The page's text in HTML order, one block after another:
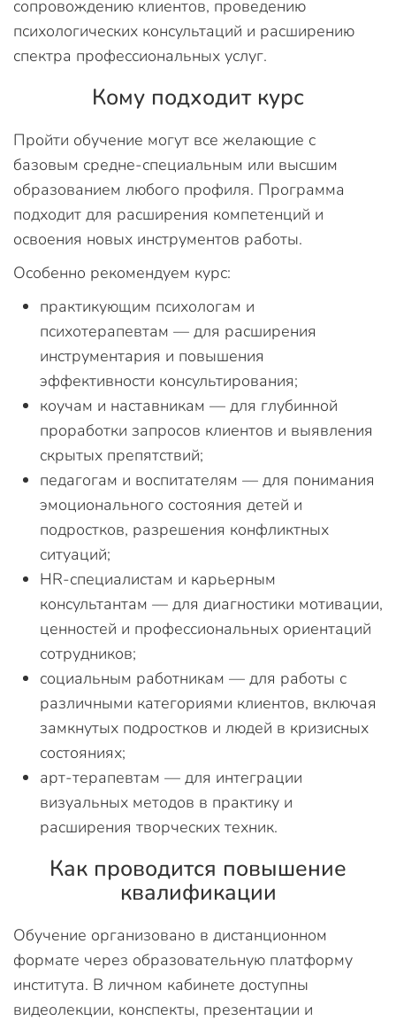
сопровождению клиентов, проведению
психологических консультаций и расширению
спектра профессиональных услуг.
Кому подходит курс
Пройти обучение могут все желающие с
базовым средне-специальным или высшим
образованием любого профиля. Программа
подходит для расширения компетенций и
освоения новых инструментов работы.
Особенно рекомендуем курс:
практикующим психологам и
психотерапевтам — для расширения
инструментария и повышения
эффективности консультирования;
коучам и наставникам — для глубинной
проработки запросов клиентов и выявления
скрытых препятствий;
педагогам и воспитателям — для понимания
эмоционального состояния детей и
подростков, разрешения конфликтных
ситуаций;
HR-специалистам и карьерным
консультантам — для диагностики мотивации,
ценностей и профессиональных ориентаций
сотрудников;
социальным работникам — для работы с
различными категориями клиентов, включая
замкнутых подростков и людей в кризисных
состояниях;
арт-терапевтам — для интеграции
визуальных методов в практику и
расширения творческих техник.
Как проводится повышение
квалификации
Обучение организовано в дистанционном
формате через образовательную платформу
института. В личном кабинете доступны
видеолекции, конспекты, презентации и